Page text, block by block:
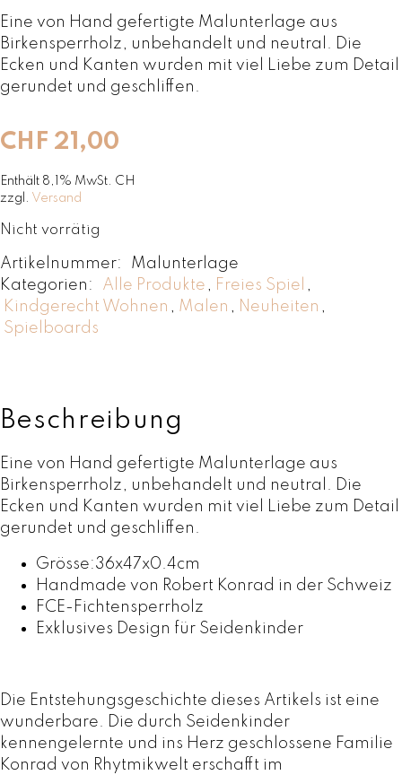
CHF 21,00
Enthält 8,1% MwSt. CH
zzgl. Versand
Eine von Hand gefertigte Malunterlage aus
Birkensperrholz, unbehandelt und neutral. Die
Ecken und Kanten wurden mit viel Liebe zum Detail
gerundet und geschliffen.
Nicht vorrätig
Artikelnummer:
Malunterlage
Kategorien:
Alle Produkte , Freies Spiel ,
Kindgerecht Wohnen , Malen , Neuheiten ,
Spielboards
Beschreibung
Eine von Hand gefertigte Malunterlage aus
Birkensperrholz, unbehandelt und neutral. Die
Ecken und Kanten wurden mit viel Liebe zum Detail
gerundet und geschliffen.
Grösse:36x47x0.4cm
Handmade von Robert Konrad in der Schweiz
FCE-Fichtensperrholz
Exklusives Design für Seidenkinder
Die Entstehungsgeschichte dieses Artikels ist eine
wunderbare. Die durch Seidenkinder
kennengelernte und ins Herz geschlossene Familie
Konrad von Rhytmikwelt erschafft im